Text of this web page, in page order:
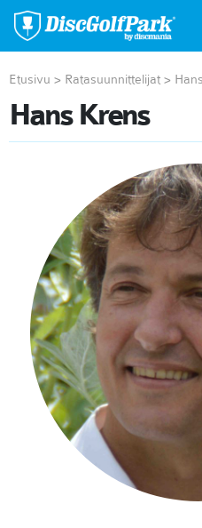
Etusivu > Ratasuunnittelijat >
Hans Krens